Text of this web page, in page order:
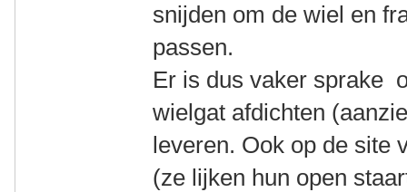
snijden om de wiel en
passen.
Er is dus vaker sprake
wielgat afdichten
leveren. Ook op de site
(ze lijken hun open